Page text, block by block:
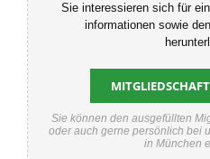
Sie interessieren sich für
informationen sowie
Sie können den ausgefüllten
oder auch gerne persönlich bei
in München